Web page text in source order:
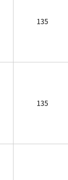
135
135